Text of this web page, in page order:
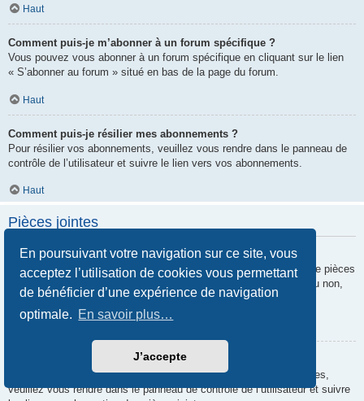
En poursuivant votre navigation sur ce site, vous
acceptez l’utilisation de cookies vous permettant
de bénéficier d’une expérience de navigation
optimale. En savoir plus…
J’accepte
Haut
Comment puis-je m’abonner à un forum spécifique ?
Vous pouvez vous abonner à un forum spécifique en cliquant sur le lien
« S’abonner au forum » situé en bas de la page du forum.
Haut
Comment puis-je résilier mes abonnements ?
Pour résilier vos abonnements, veuillez vous rendre dans le panneau de
contrôle de l’utilisateur et suivre le lien vers vos abonnements.
Haut
Pièces jointes
Quelles pièces jointes sont autorisées sur ce forum ?
Chaque administrateur peut autoriser ou interdire certains types de pièces
jointes. Si vous n’êtes pas certain de savoir ce qui est autorisé ou non,
nous vous invitons à contacter un administrateur du forum.
Comment puis-je retrouver toutes mes pièces jointes ?
Pour retrouver la liste des pièces jointes que vous avez transférées,
veuillez vous rendre dans le panneau de contrôle de l’utilisateur et suivre